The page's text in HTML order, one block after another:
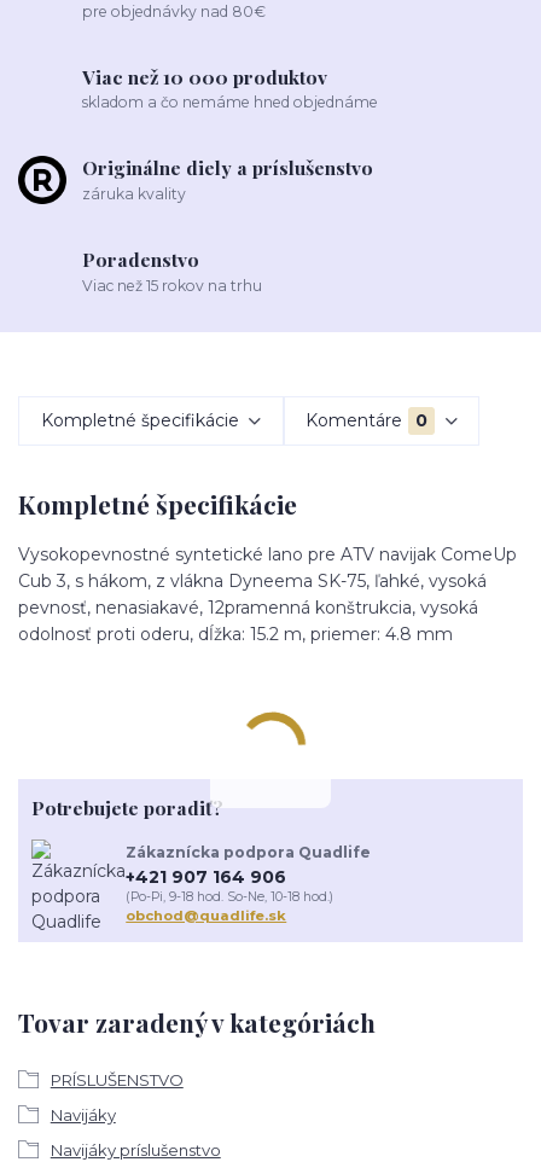
pre objednávky nad 80€
Viac než 10 000 produktov
skladom a čo nemáme hned objednáme
Originálne diely a príslušenstvo
záruka kvality
Poradenstvo
Viac než 15 rokov na trhu
Kompletné špecifikácie Komentáre 0
Kompletné špecifikácie
Vysokopevnostné syntetické lano pre ATV navijak ComeUp
Cub 3, s hákom, z vlákna Dyneema SK-75, ľahké, vysoká
pevnosť, nenasiakavé, 12pramenná konštrukcia, vysoká
odolnosť proti oderu, dĺžka: 15.2 m, priemer: 4.8 mm
Tovar zaradený v kategóriách
PRÍSLUŠENSTVO
Navijáky
Navijáky príslušenstvo
Potrebujete poradiť?
Zákaznícka podpora Quadlife
+421 907 164 906
(Po-Pi, 9-18 hod. So-Ne, 10-18 hod.)
obchod@quadlife.sk